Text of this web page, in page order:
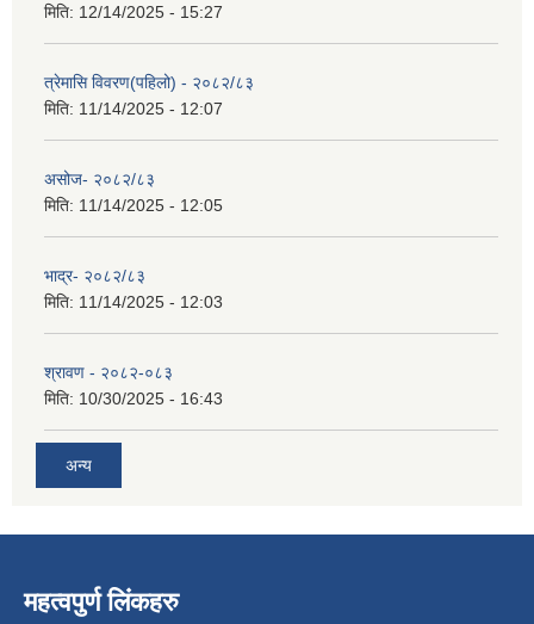
मिति: 12/14/2025 - 15:27
त्रेमासि विवरण(पहिलो) - २०८२/८३
मिति: 11/14/2025 - 12:07
असोज- २०८२/८३
मिति: 11/14/2025 - 12:05
भाद्र- २०८२/८३
मिति: 11/14/2025 - 12:03
श्रावण - २०८२-०८३
मिति: 10/30/2025 - 16:43
अन्य
महत्वपुर्ण लिंकहरु